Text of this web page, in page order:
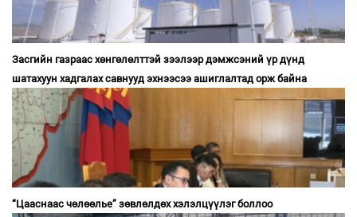
Засгийн газраас хөнгөлөлттэй зээлээр дэмжсэний үр дүнд
шатахуун хадгалах савнууд эхнээсээ ашиглалтад орж байна
“Цааснаас чөлөөлье” зөвлөлдөх хэлэлцүүлэг боллоо